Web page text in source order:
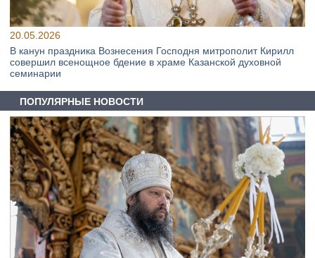
20.05.2026
В канун праздника Вознесения Господня митрополит Кирилл
совершил всенощное бдение в храме Казанской духовной
семинарии
ПОПУЛЯРНЫЕ НОВОСТИ